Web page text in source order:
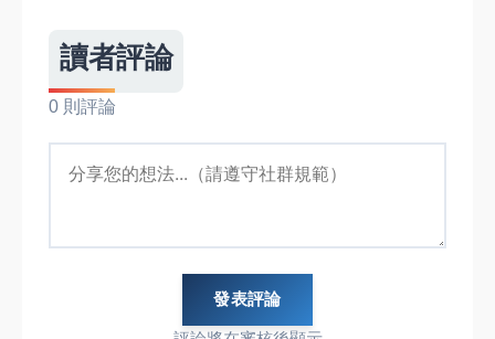
讀者評論
0 則評論
發表評論